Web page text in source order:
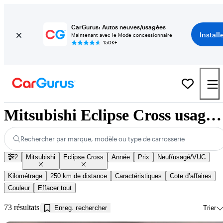
CarGurus: Autos neuves/usagées
Maintenant avec le Mode concessionnaire
150K+
Mitsubishi Eclipse Cross usagés à vendre près de Jonquière, QC
Rechercher par marque, modèle ou type de carrosserie
2 Mitsubishi Eclipse Cross Année Prix Neuf/usagé/VUC
Kilométrage 250 km de distance Caractéristiques
Cote d’affaires
Couleur
Effacer tout
73 résultats Enreg. rechercher Trier